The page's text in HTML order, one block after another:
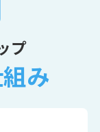
プ
み